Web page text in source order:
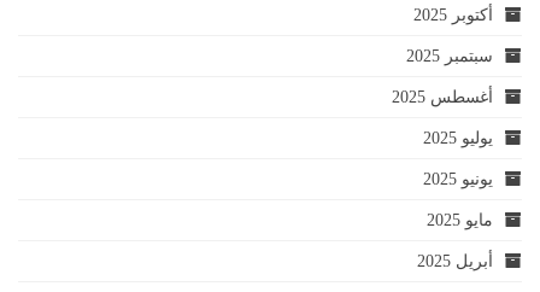
أكتوبر 2025
سبتمبر 2025
أغسطس 2025
يوليو 2025
يونيو 2025
مايو 2025
أبريل 2025